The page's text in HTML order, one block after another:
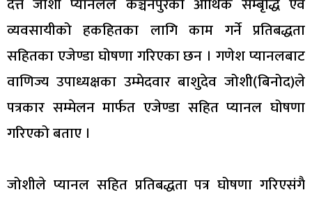
व्यवसायीको हकहितका लागि काम गर्ने प्रतिबद्धता
सहितका एजेण्डा घोषणा गरिएका छन । गणेश प्यानलबाट
वाणिज्य उपाध्यक्षका उम्मेदवार बाशुदेव जोशी(बिनोद)ले
पत्रकार सम्मेलन मार्फत एजेण्डा सहित प्यानल घोषणा
गरिएको बताए ।
जोशीले प्यानल सहित प्रतिबद्धता पत्र घोषणा गरिएसंगै